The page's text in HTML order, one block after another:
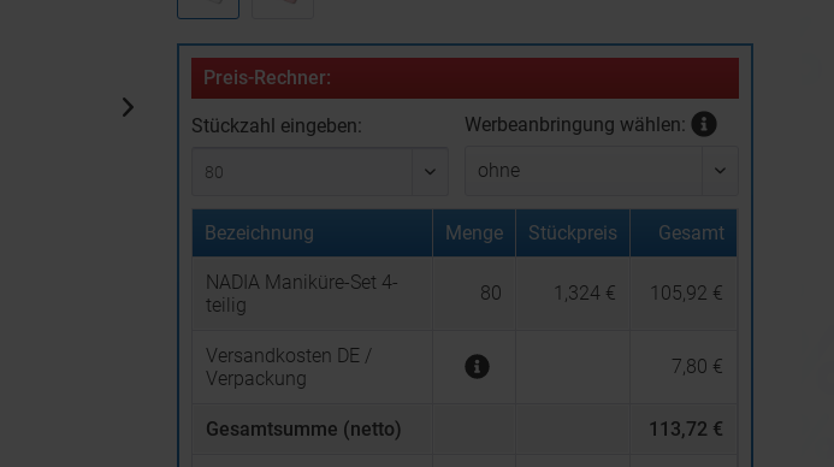
Preis-Rechner:
Stückzahl eingeben: Werbeanbringung wählen:
Bezeichnung Menge Stückpreis Gesamt
NADIA Maniküre-Set 4-
teilig
80 1,324 € 105,92 €
Versandkosten DE /
Verpackung
7,80 €
Gesamtsumme (netto) 113,72 €